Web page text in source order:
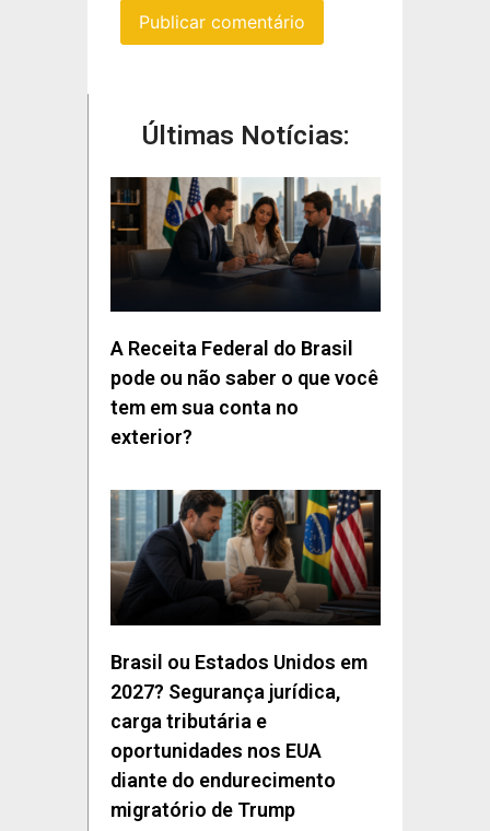
Últimas Notícias:
A Receita Federal do Brasil
pode ou não saber o que você
tem em sua conta no
exterior?
Brasil ou Estados Unidos em
2027? Segurança jurídica,
carga tributária e
oportunidades nos EUA
diante do endurecimento
migratório de Trump